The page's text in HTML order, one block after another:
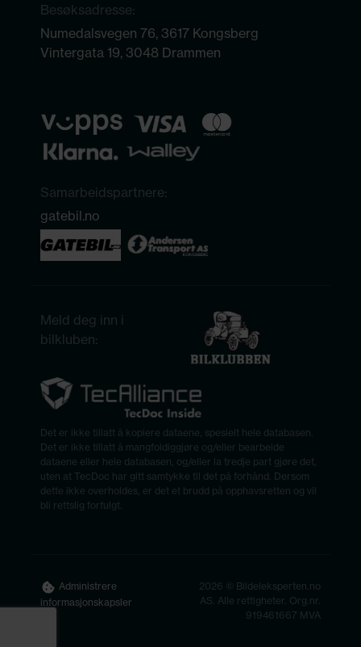
Besøksadresse:
Numedalsvegen 76, 3617 Kongsberg
Vintergata 19, 3048 Drammen
Samarbeidspartnere:
gatebil.no
Meld deg inn i
bilkluben:
Det er ikke tillatt å kopiere dataene, spesielt hele databasen.
Det er ikke tillatt å mangfoldiggjøre og/eller bearbeide
dataene eller hele databasen, og/eller la tredje part gjøre det,
uten at TecDoc har gitt samtykke til det på forhånd. Dersom
dette ikke overholdes, er det et brudd på opphavsretten og vil
bli rettslig forfulgt.
Administrere
informasjonskapsler
2026 © Bildeleksperten.no
AS. Alle rettigheter. Org.nr.
919461667 MVA